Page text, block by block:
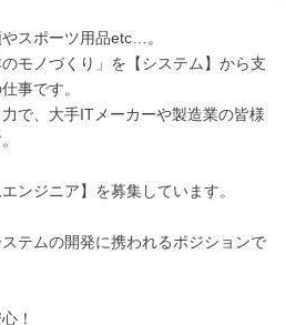
スポーツ用品etc…。
モノづくり」を【システム】から支
事です。
で、大手ITメーカーや製造業の皆様
ンジニア】を募集しています。
テムの開発に携われるポジションで
！